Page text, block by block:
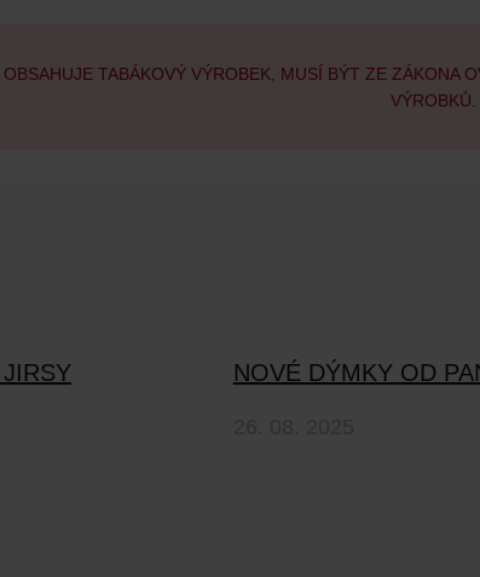
TABÁKOVÝ VÝROBEK, MUSÍ BÝT ZE ZÁKONA
VÝROBKŮ.
NOVÉ DÝMKY OD